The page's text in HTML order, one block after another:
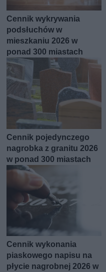
Cennik wykrywania
podsłuchów w
mieszkaniu 2026 w
ponad 300 miastach
Cennik pojedynczego
nagrobka z granitu 2026
w ponad 300 miastach
Cennik wykonania
piaskowego napisu na
płycie nagrobnej 2026 w